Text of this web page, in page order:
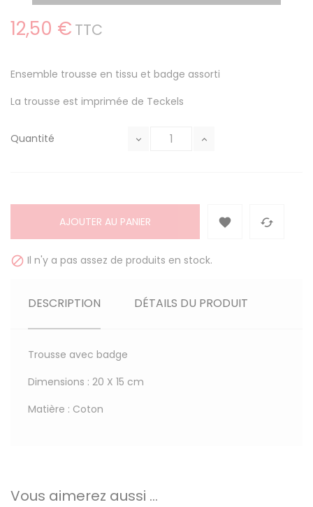
12,50 € TTC
Ensemble trousse en tissu et badge assorti
La trousse est imprimée de Teckels
Quantité
AJOUTER AU PANIER  
 Il n'y a pas assez de produits en stock.
DESCRIPTION DÉTAILS DU PRODUIT
Trousse avec badge
Dimensions : 20 X 15 cm
Matière : Coton
Vous aimerez aussi ...